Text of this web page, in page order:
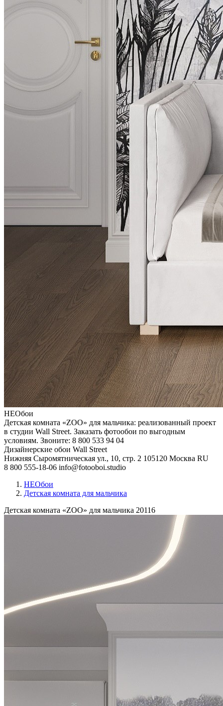
НЕОбои
Детская комната «ZOO» для мальчика: реализованный проект
в студии Wall Street. Заказать фотообои по выгодным
условиям. Звоните: 8 800 533 94 04
Дизайнерские обои Wall Street
Нижняя Сыромятническая ул., 10, стр. 2 105120 Москва RU
8 800 555-18-06 info@fotooboi.studio
НЕОбои
Детская комната для мальчика
Детская комната «ZOO» для мальчика 20116